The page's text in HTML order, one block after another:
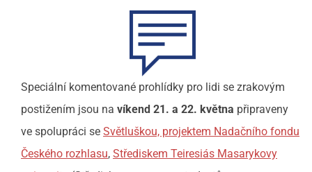
Speciální komentované prohlídky pro lidi se zrakovým
postižením jsou na víkend 21. a 22. května připraveny
ve spolupráci se Světluškou, projektem Nadačního fondu
Českého rozhlasu, Střediskem Teiresiás Masarykovy